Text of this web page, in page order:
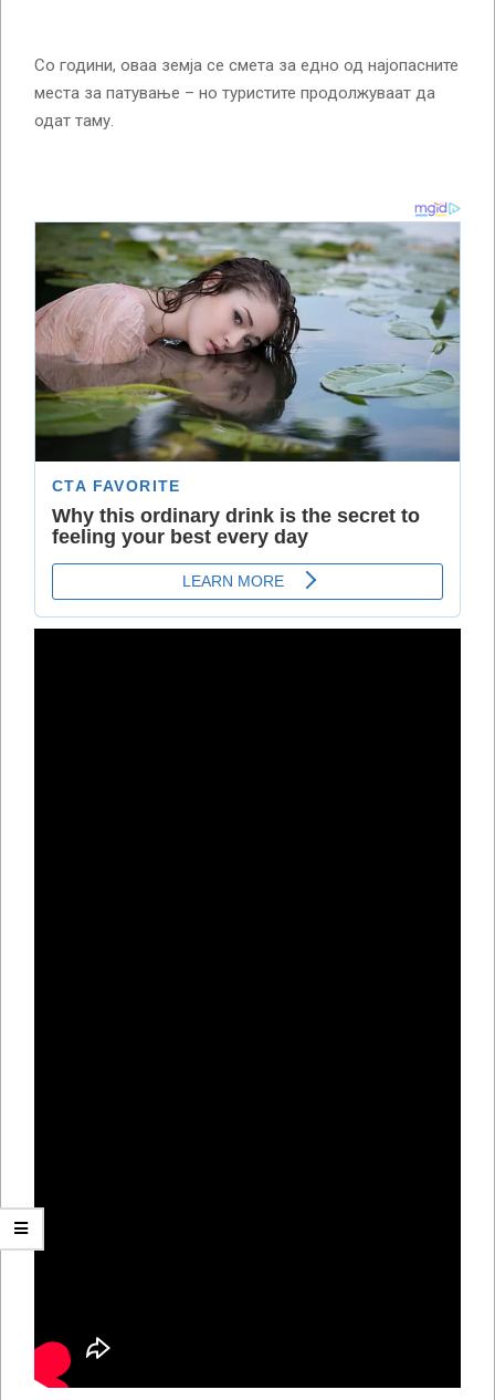
Со години, оваа земја се смета за едно од најопасните
места за патување – но туристите продолжуваат да
одат таму.